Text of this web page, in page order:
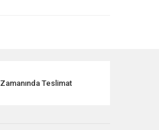
Zamanında Teslimat